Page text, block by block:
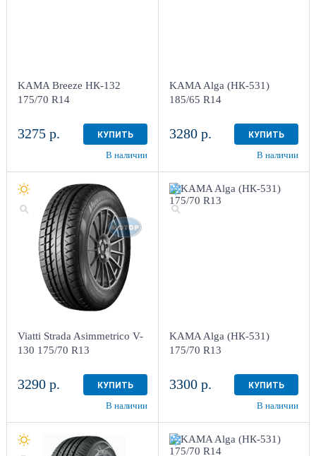
KAMA Breeze НК-132
175/70 R14
3275 р. КУПИТЬ
В наличии
KAMA Alga (НК-531)
185/65 R14
3280 р. КУПИТЬ
В наличии
Viatti Strada Asimmetrico V-
130 175/70 R13
3290 р. КУПИТЬ
В наличии
KAMA Alga (НК-531)
175/70 R13
3300 р. КУПИТЬ
В наличии